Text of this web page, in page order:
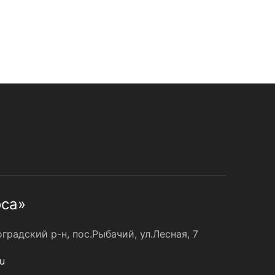
р-н, пос.Рыбачий, ул.Лесная, 7